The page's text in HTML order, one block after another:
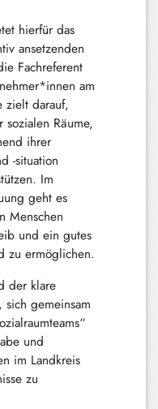
hierfür das
ansetzenden
Fachreferent
am
zielt darauf,
sozialen Räume,
ihrer
-situation
Im
geht es
Menschen
und ein gutes
zu ermöglichen.
der klare
sich gemeinsam
und
im Landkreis
zu